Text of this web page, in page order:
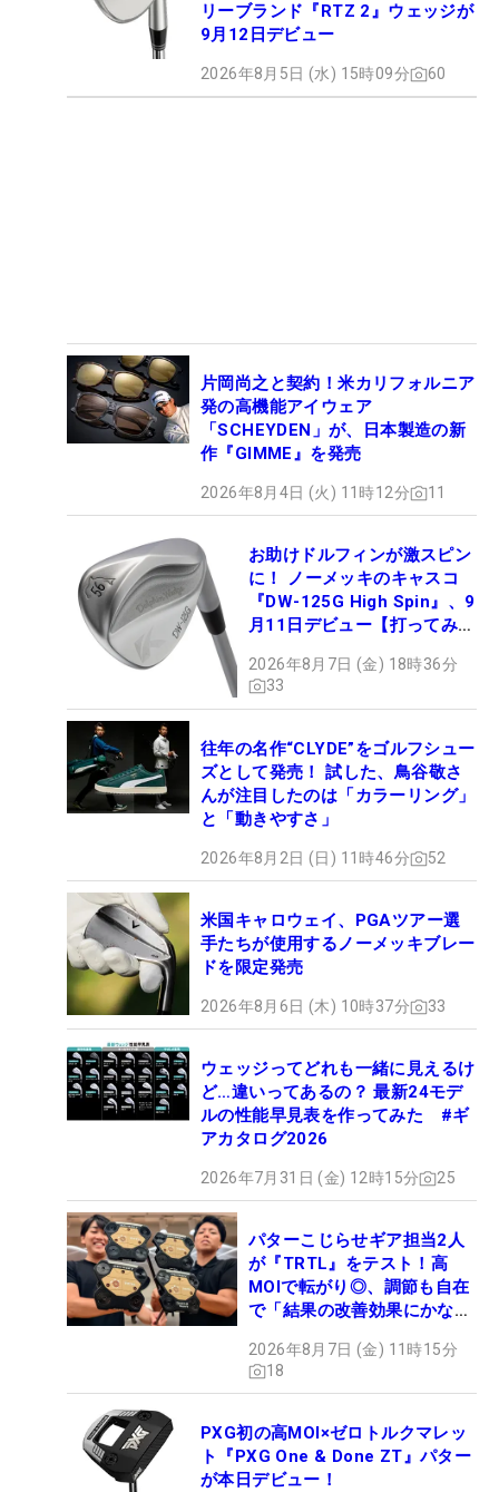
リーブランド『RTZ 2』ウェッジが
9月12日デビュー
2026年8月5日 (水) 15時09分 60
片岡尚之と契約！米カリフォルニア
発の高機能アイウェア
「SCHEYDEN」が、日本製造の新
作『GIMME』を発売
2026年8月4日 (火) 11時12分 11
お助けドルフィンが激スピン
に！ ノーメッキのキャスコ
『DW-125G High Spin』、9
月11日デビュー【打ってみ
2026年8月7日 (金) 18時36分
33
往年の名作“CLYDE”をゴルフシュー
ズとして発売！ 試した、鳥谷敬さ
んが注目したのは「カラーリング」
と「動きやすさ」
2026年8月2日 (日) 11時46分 52
米国キャロウェイ、PGAツアー選
手たちが使用するノーメッキブレー
ドを限定発売
2026年8月6日 (木) 10時37分 33
ウェッジってどれも一緒に見えるけ
ど…違いってあるの？ 最新24モデ
ルの性能早見表を作ってみた #ギ
アカタログ2026
2026年7月31日 (金) 12時15分 25
パターこじらせギア担当2人
が『TRTL』をテスト！高
MOIで転がり◎、調節も自在
で「結果の改善効果にかなり
2026年8月7日 (金) 11時15分
18
PXG初の高MOI×ゼロトルクマレッ
ト『PXG One & Done ZT』パター
が本日デビュー！